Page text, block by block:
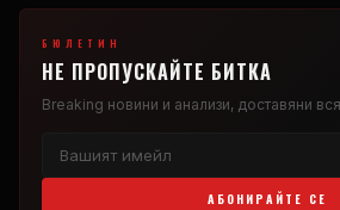
БЮЛЕТИН
НЕ ПРОПУСКАЙТЕ БИТКА
Breaking новини и анализи, доставяни
АБОНИРАЙТЕ СЕ